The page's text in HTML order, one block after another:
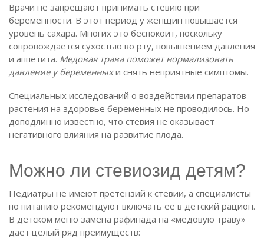
Врачи не запрещают принимать стевию при
беременности. В этот период у женщин повышается
уровень сахара. Многих это беспокоит, поскольку
сопровождается сухостью во рту, повышением давления
и аппетита. Медовая трава поможет нормализовать
давление у беременныхи снять неприятные симптомы.
Специальных исследований о воздействии препаратов
растения на здоровье беременных не проводилось. Но
доподлинно известно, что стевия не оказывает
негативного влияния на развитие плода.
Можно ли стевиозид детям?
Педиатры не имеют претензий к стевии, а специалисты
по питанию рекомендуют включать ее в детский рацион.
В детском меню замена рафинада на «медовую траву»
дает целый ряд преимуществ: